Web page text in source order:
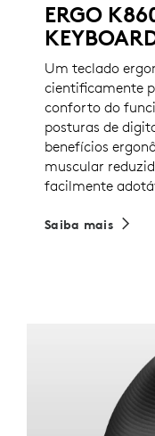
ERGO
Um teclado
cientificamente
conforto do
posturas de
benefícios
muscular
facilmente
Saiba mais